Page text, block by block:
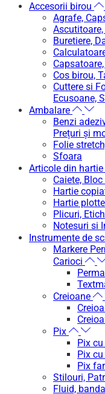
Accesorii birou
Agrafe,
Buretiere,
Cos birou,
Cuttere si
Ecusoane,
Ambalare
Benzi
Prețuri și
Folie
Sfoara
Articole din hartie
Caiete,
Hartie
Hartie
Plicuri,
Notesuri si
Instrumente de
Markere
Carioci
Creioane
Pix
Pix cu
Pix
Pix
Stilouri,
Fluid,